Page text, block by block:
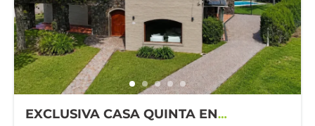
EXCLUSIVA CASA QUINTA EN